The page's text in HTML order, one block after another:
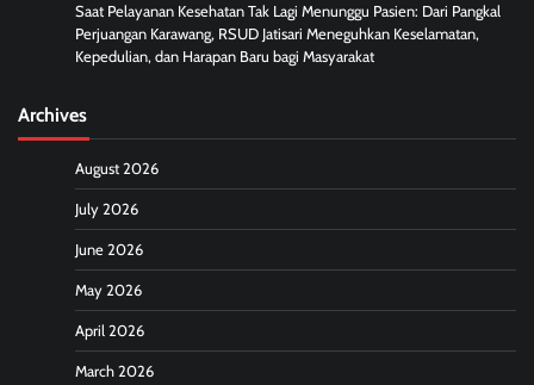
Saat Pelayanan Kesehatan Tak Lagi Menunggu Pasien: Dari Pangkal
Perjuangan Karawang, RSUD Jatisari Meneguhkan Keselamatan,
Kepedulian, dan Harapan Baru bagi Masyarakat
Archives
August 2026
July 2026
June 2026
May 2026
April 2026
March 2026